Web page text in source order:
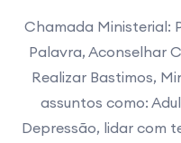
Chamada Ministerial:
Palavra, Aconselhar
Realizar Bastimos,
assuntos como:
Depressão, lidar com